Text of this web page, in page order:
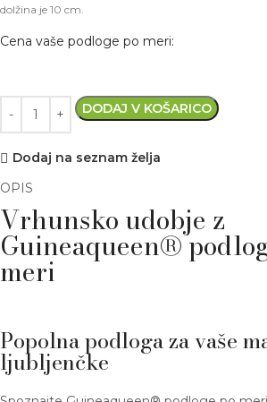
dolžina je 10 cm.
Cena vaše podloge po meri:
DODAJ V KOŠARICO
Dodaj na seznam želja
OPIS
Vrhunsko udobje z
Guineaqueen®
meri
Popolna podloga za vaše
ljubljenčke